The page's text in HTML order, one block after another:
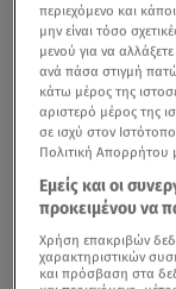
άνδρες του στρατού
Τουλάχιστον
Ινδίαόταν
αποικιοκρατίας
κατέρρευσε
Γκουτζαράτ
περιεχόμενο και
μην είναι τόσο
μενού για να
ανά πάσα στιγμή
κάτω μέρος της
αριστερό μέρος της
σε ισχύ στον
Πολιτική Απορρήτου
Εμείς και οι
προκειμένου να
Χρήση επακριβών
χαρακτηριστικών
και πρόσβαση στα